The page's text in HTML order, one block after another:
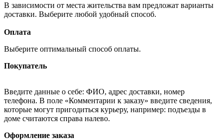
В зависимости от места жительства вам предложат варианты
доставки. Выберите любой удобный способ.
Оплата
Выберите оптимальный способ оплаты.
Покупатель
Введите данные о себе: ФИО, адрес доставки, номер
телефона. В поле «Комментарии к заказу» введите сведения,
которые могут пригодиться курьеру, например: подъезды в
доме считаются справа налево.
Оформление заказа